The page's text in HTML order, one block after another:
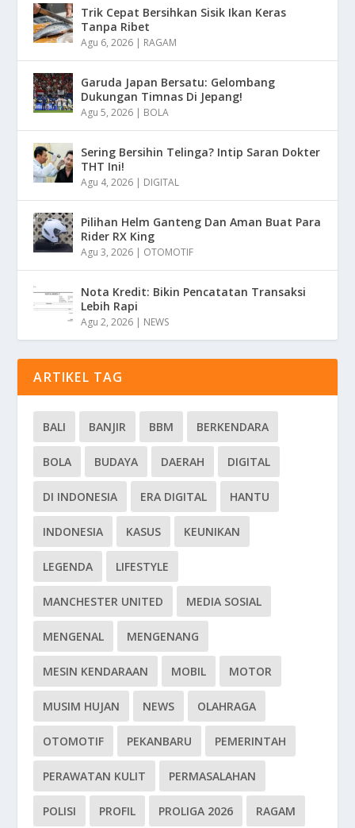
Trik Cepat Bersihkan Sisik Ikan Keras
Tanpa Ribet
Agu 6, 2026 | RAGAM
Garuda Japan Bersatu: Gelombang
Dukungan Timnas Di Jepang!
Agu 5, 2026 | BOLA
Sering Bersihin Telinga? Intip Saran Dokter
THT Ini!
Agu 4, 2026 | DIGITAL
Pilihan Helm Ganteng Dan Aman Buat Para
Rider RX King
Agu 3, 2026 | OTOMOTIF
Nota Kredit: Bikin Pencatatan Transaksi
Lebih Rapi
Agu 2, 2026 | NEWS
ARTIKEL TAG
BALI BANJIR BBM BERKENDARA
BOLA BUDAYA DAERAH DIGITAL
DI INDONESIA ERA DIGITAL HANTU
INDONESIA KASUS KEUNIKAN
LEGENDA LIFESTYLE
MANCHESTER UNITED MEDIA SOSIAL
MENGENAL MENGENANG
MESIN KENDARAAN MOBIL MOTOR
MUSIM HUJAN NEWS OLAHRAGA
OTOMOTIF PEKANBARU PEMERINTAH
PERAWATAN KULIT PERMASALAHAN
POLISI PROFIL PROLIGA 2026 RAGAM